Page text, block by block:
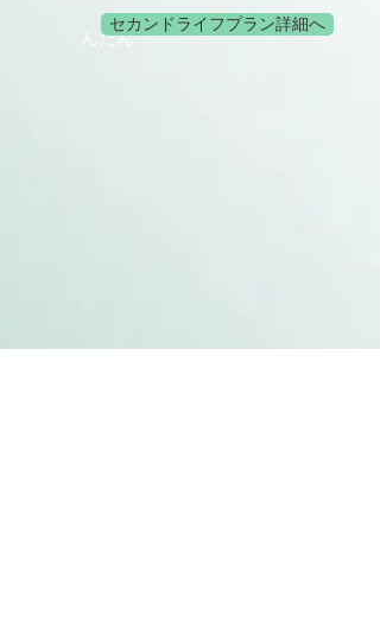
んだん
セカンドライフプラン詳細へ